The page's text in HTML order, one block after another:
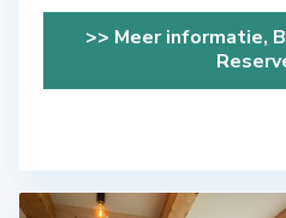
>> Meer informatie,